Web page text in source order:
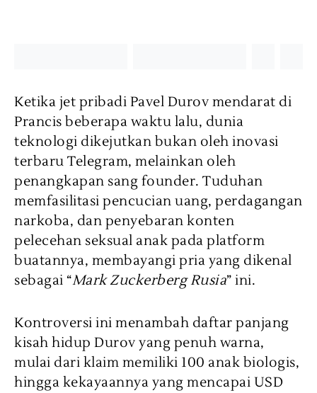
Ketika jet pribadi Pavel Durov mendarat di
Prancis beberapa waktu lalu, dunia
teknologi dikejutkan bukan oleh inovasi
terbaru Telegram, melainkan oleh
penangkapan sang founder. Tuduhan
memfasilitasi pencucian uang, perdagangan
narkoba, dan penyebaran konten
pelecehan seksual anak pada platform
buatannya, membayangi pria yang dikenal
sebagai “Mark Zuckerberg Rusia” ini.
Kontroversi ini menambah daftar panjang
kisah hidup Durov yang penuh warna,
mulai dari klaim memiliki 100 anak biologis,
hingga kekayaannya yang mencapai USD